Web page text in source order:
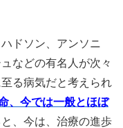
ドソン、アンソニ
などの有名人が次々
る病気だと考えられ
、今では一般とほぼ
、今は、治療の進歩